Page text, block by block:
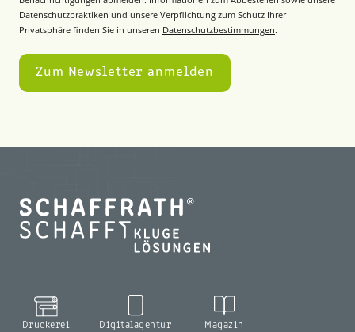
Datenschutzpraktiken und unsere Verpflichtung zum Schutz Ihrer
Privatsphäre finden Sie in unseren Datenschutzbestimmungen.
Druckerei Digitalagentur Magazin